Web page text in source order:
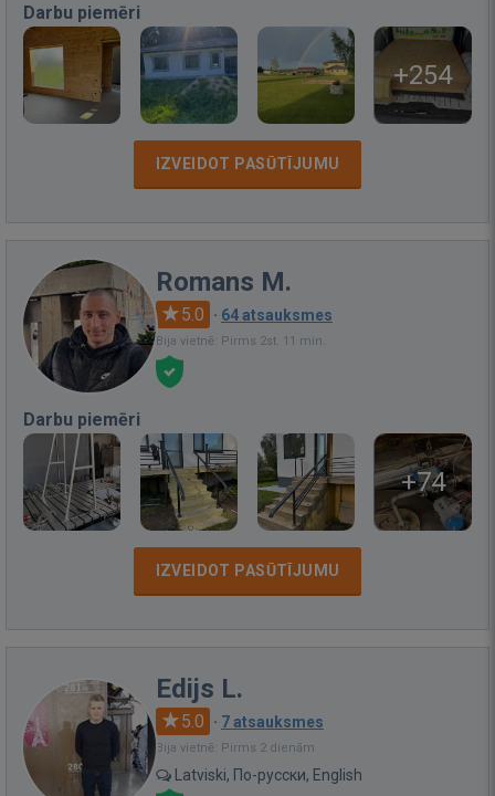
Darbu piemēri
+254
IZVEIDOT PASŪTĪJUMU
Romans M.
5.0 · 64 atsauksmes
Bija vietnē: Pirms 2st. 11 min.
Darbu piemēri
+74
IZVEIDOT PASŪTĪJUMU
Edijs L.
5.0 · 7 atsauksmes
Bija vietnē: Pirms 2 dienām
Latviski, По-русски, English